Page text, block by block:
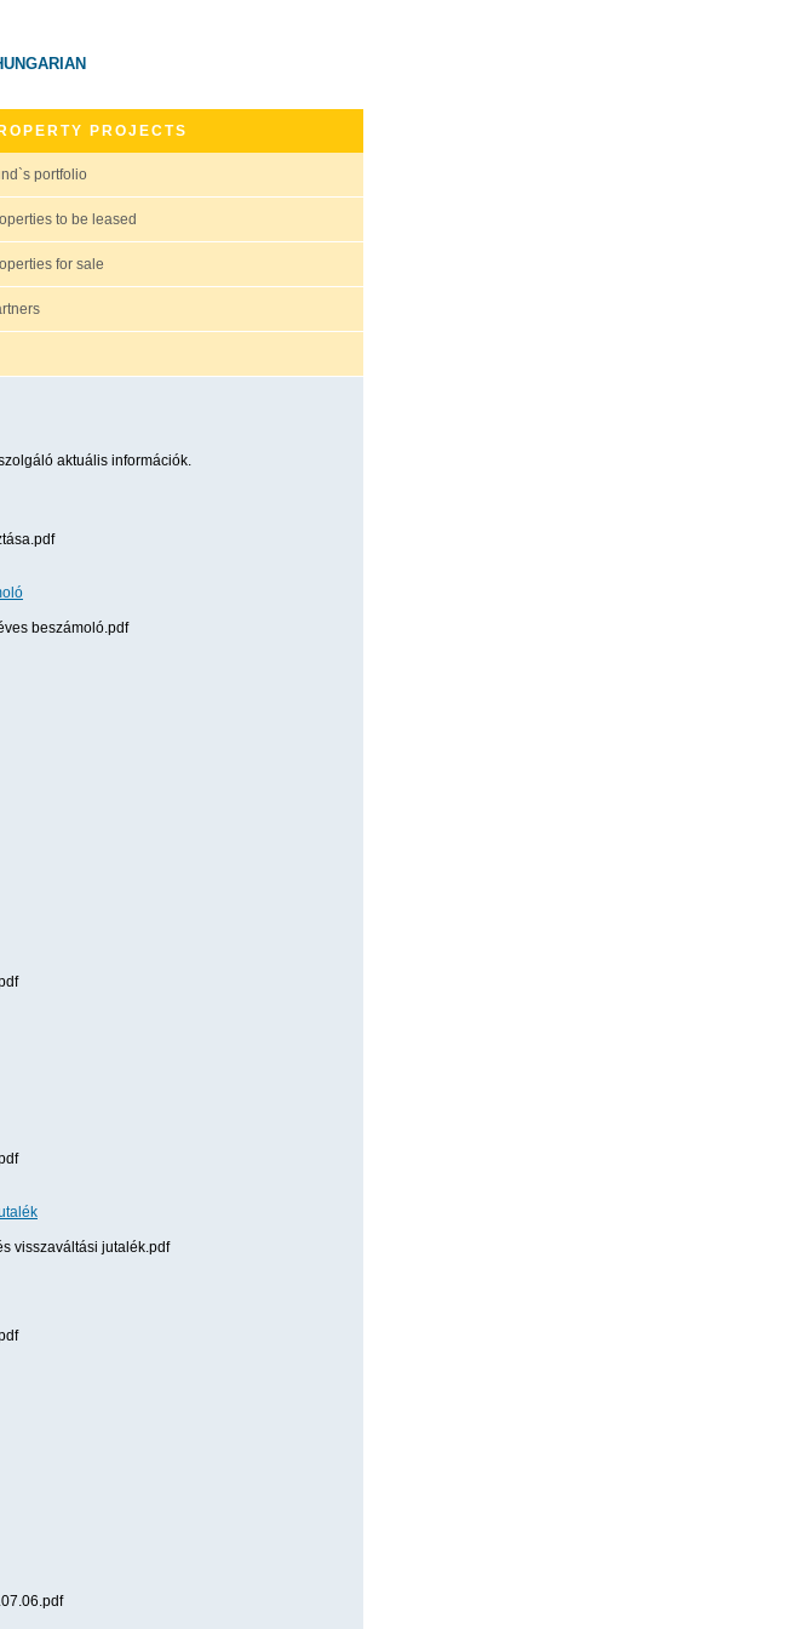
PROJECTS
portfolio
to be leased
for sale
aktuális információk.
beszámoló.pdf
visszaváltási jutalék.pdf